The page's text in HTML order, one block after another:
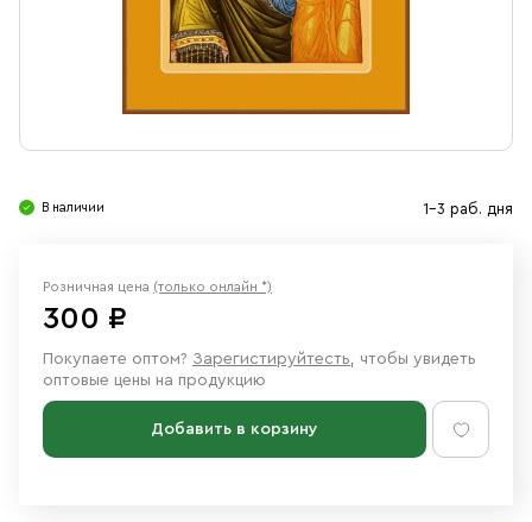
Ювелирные изделия
В наличии 1-3 раб. дня
Розничная цена (только онлайн *)
300 ₽
Покупаете оптом? Зарегистируйтесть, чтобы увидеть
оптовые цены на продукцию
Добавить в корзину